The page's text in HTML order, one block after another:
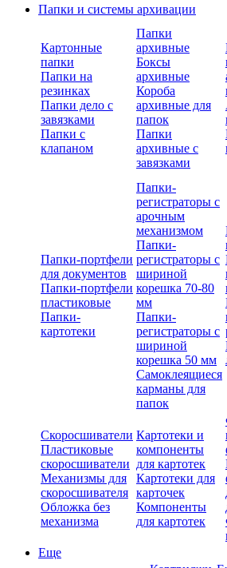
Папки и системы архивации
Картонные
папки
Папки на
резинках
Папки дело с
завязками
Папки с
клапаном
Папки
архивные
Боксы
архивные
Короба
архивные для
папок
Папки
архивные с
завязками
Папки-портфели
для документов
Папки-портфели
пластиковые
Папки-
картотеки
Папки-
регистраторы с
арочным
механизмом
Папки-
регистраторы с
шириной
корешка 70-80
мм
Папки-
регистраторы с
шириной
корешка 50 мм
Самоклеящиеся
карманы для
папок
Скоросшиватели
Пластиковые
скоросшиватели
Механизмы для
скоросшивателя
Обложка без
механизма
Картотеки и
компоненты
для картотек
Картотеки для
карточек
Компоненты
для картотек
Еще